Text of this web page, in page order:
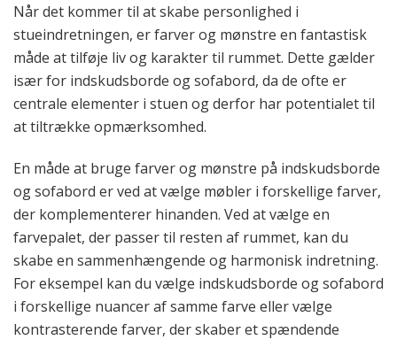
Når det kommer til at skabe personlighed i
stueindretningen, er farver og mønstre en fantastisk
måde at tilføje liv og karakter til rummet. Dette gælder
især for indskudsborde og sofabord, da de ofte er
centrale elementer i stuen og derfor har potentialet til
at tiltrække opmærksomhed.
En måde at bruge farver og mønstre på indskudsborde
og sofabord er ved at vælge møbler i forskellige farver,
der komplementerer hinanden. Ved at vælge en
farvepalet, der passer til resten af ​​rummet, kan du
skabe en sammenhængende og harmonisk indretning.
For eksempel kan du vælge indskudsborde og sofabord
i forskellige nuancer af samme farve eller vælge
kontrasterende farver, der skaber et spændende